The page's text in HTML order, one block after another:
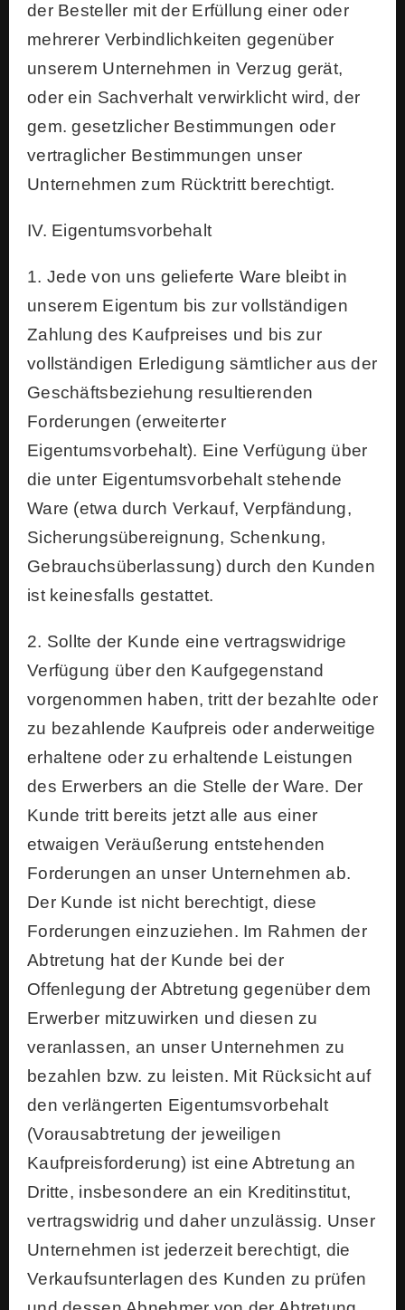
der Besteller mit der Erfüllung einer oder
mehrerer Verbindlichkeiten gegenüber
unserem Unternehmen in Verzug gerät,
oder ein Sachverhalt verwirklicht wird, der
gem. gesetzlicher Bestimmungen oder
vertraglicher Bestimmungen unser
Unternehmen zum Rücktritt berechtigt.
IV. Eigentumsvorbehalt
1. Jede von uns gelieferte Ware bleibt in
unserem Eigentum bis zur vollständigen
Zahlung des Kaufpreises und bis zur
vollständigen Erledigung sämtlicher aus der
Geschäftsbeziehung resultierenden
Forderungen (erweiterter
Eigentumsvorbehalt). Eine Verfügung über
die unter Eigentumsvorbehalt stehende
Ware (etwa durch Verkauf, Verpfändung,
Sicherungsübereignung, Schenkung,
Gebrauchsüberlassung) durch den Kunden
ist keinesfalls gestattet.
2. Sollte der Kunde eine vertragswidrige
Verfügung über den Kaufgegenstand
vorgenommen haben, tritt der bezahlte oder
zu bezahlende Kaufpreis oder anderweitige
erhaltene oder zu erhaltende Leistungen
des Erwerbers an die Stelle der Ware. Der
Kunde tritt bereits jetzt alle aus einer
etwaigen Veräußerung entstehenden
Forderungen an unser Unternehmen ab.
Der Kunde ist nicht berechtigt, diese
Forderungen einzuziehen. Im Rahmen der
Abtretung hat der Kunde bei der
Offenlegung der Abtretung gegenüber dem
Erwerber mitzuwirken und diesen zu
veranlassen, an unser Unternehmen zu
bezahlen bzw. zu leisten. Mit Rücksicht auf
den verlängerten Eigentumsvorbehalt
(Vorausabtretung der jeweiligen
Kaufpreisforderung) ist eine Abtretung an
Dritte, insbesondere an ein Kreditinstitut,
vertragswidrig und daher unzulässig. Unser
Unternehmen ist jederzeit berechtigt, die
Verkaufsunterlagen des Kunden zu prüfen